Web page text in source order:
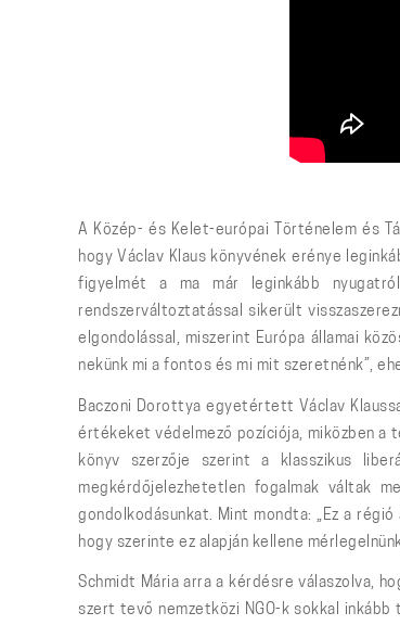
A Közép- és Kelet-európai Történelem és
hogy Václav Klaus könyvének erénye
figyelmét a ma már leginkább
rendszerváltoztatással sikerült
elgondolással, miszerint Európa államai
nekünk mi a fontos és mi mit szeretnénk”,
Baczoni Dorottya egyetértett Václav
értékeket védelmező pozíciója, miközben a
könyv szerzője szerint a klasszikus
megkérdőjelezhetetlen fogalmak váltak
gondolkodásunkat. Mint mondta: „Ez a
hogy szerinte ez alapján kellene
Schmidt Mária arra a kérdésre válaszolva,
szert tevő nemzetközi NGO-k sokkal